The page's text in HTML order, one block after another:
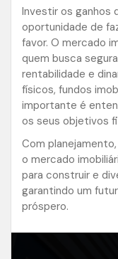
Investir os ganhos
oportunidade de
favor. O mercado
quem busca
rentabilidade e
físicos, fundos
importante é
os seus objetivos
Com
o mercado
para construir e
garantindo um
próspero.